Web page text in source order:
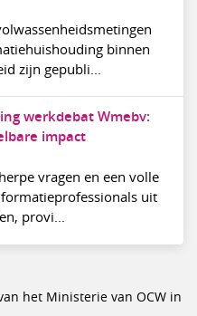
binnen
zijn gepubli...
werkdebat Wmebv:
impact
vragen en een volle
uit
provi...
het Ministerie van OCW in